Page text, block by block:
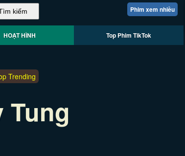
Phim xem nhiều
HOẠT HÌNH Top Phim TikTok
Trending
Tung